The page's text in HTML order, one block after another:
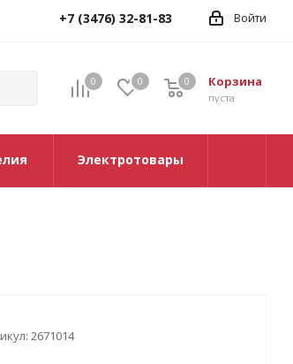
Войти
+7 (3476) 32-81-83
0 0 Корзина
0
пуста
0
Электротовары
2671014